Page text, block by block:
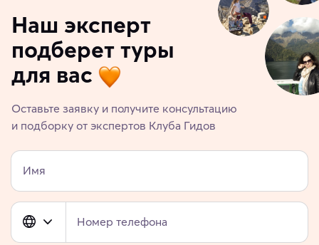
Наш эксперт
подберет туры
для вас
Оставьте заявку и получите консультацию
и подборку от экспертов Клуба Гидов
Имя
Номер телефона